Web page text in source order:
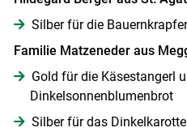
Silber für die
Familie Matzeneder aus
Gold für die Käsestangerl
Dinkelsonnenblumenbrot
Silber für das